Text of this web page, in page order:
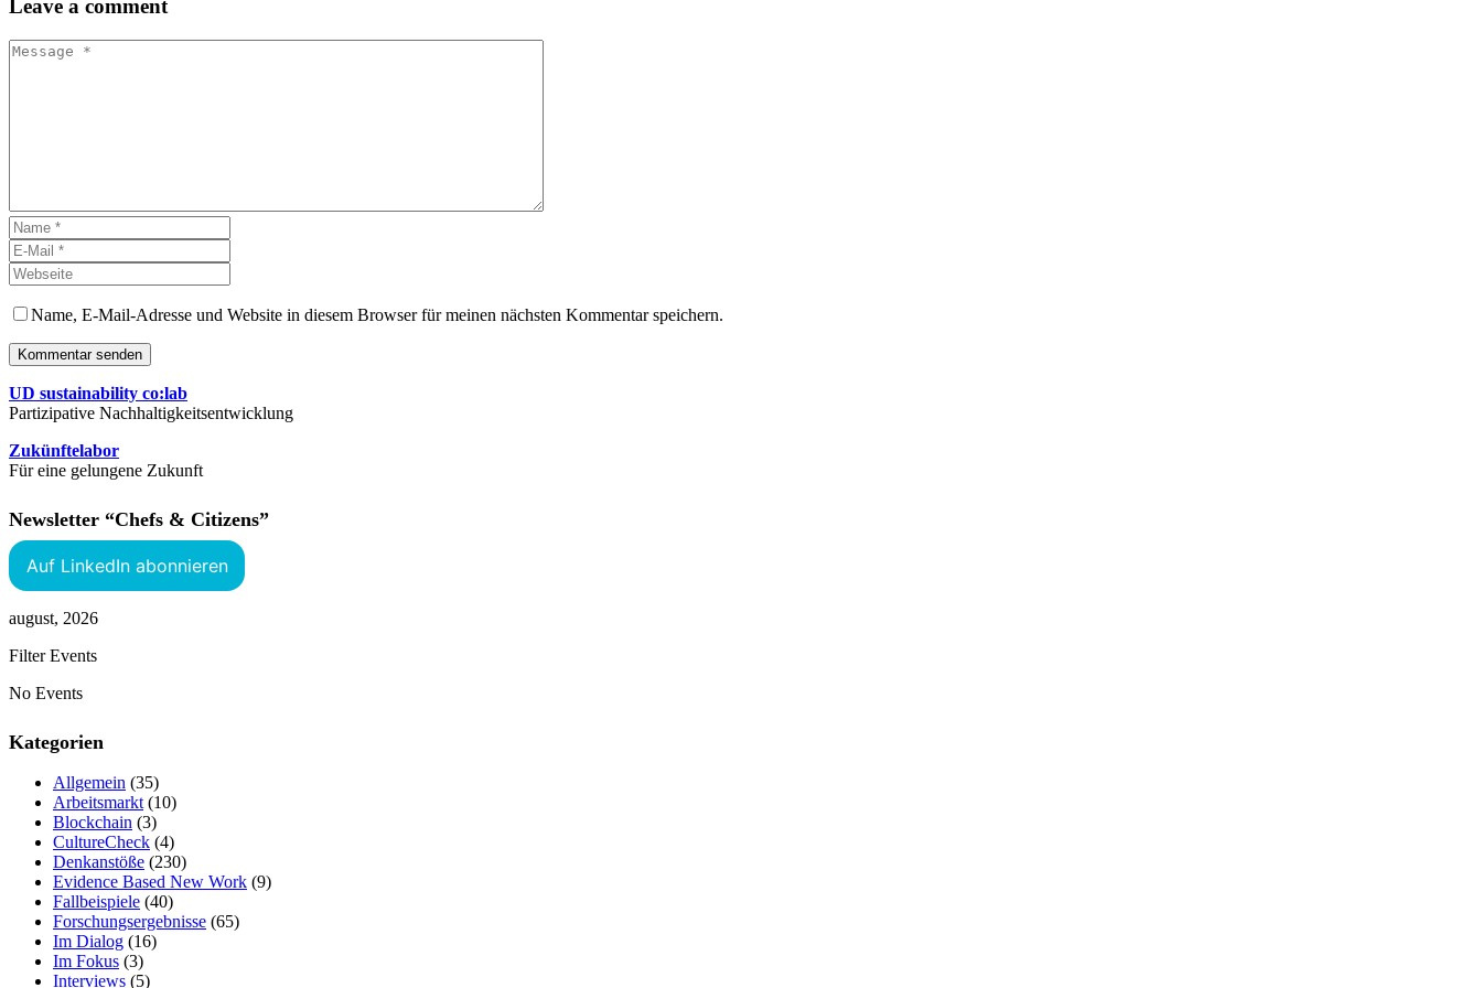
Leave a comment
Name, E-Mail-Adresse und Website in diesem Browser für meinen nächsten Kommentar speichern.
Kommentar senden
UD sustainability co:lab
Partizipative Nachhaltigkeitsentwicklung
Zukünftelabor
Für eine gelungene Zukunft
Newsletter “Chefs & Citizens”
Auf LinkedIn abonnieren
august, 2026
Filter Events
No Events
Kategorien
Allgemein (35)
Arbeitsmarkt (10)
Blockchain (3)
CultureCheck (4)
Denkanstöße (230)
Evidence Based New Work (9)
Fallbeispiele (40)
Forschungsergebnisse (65)
Im Dialog (16)
Im Fokus (3)
Interviews (5)